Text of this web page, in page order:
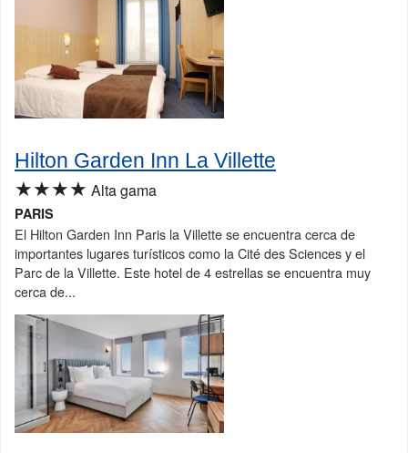
Hilton Garden Inn La Villette
★★★★ Alta gama
PARIS
El Hilton Garden Inn Paris la Villette se encuentra cerca de
importantes lugares turísticos como la Cité des Sciences y el
Parc de la Villette. Este hotel de 4 estrellas se encuentra muy
cerca de...